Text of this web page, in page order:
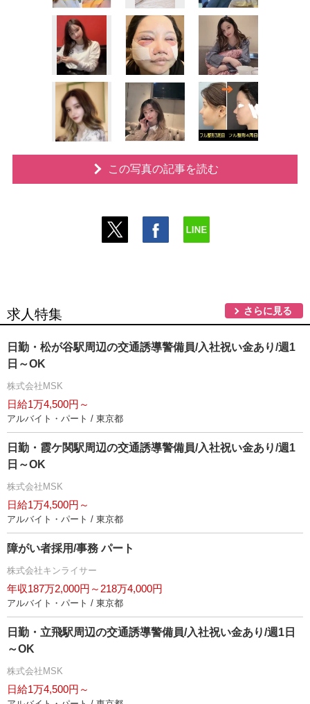
この写真の記事を読む
求人特集 さらに見る
日勤・松が谷駅周辺の交通誘導警備員/入社祝い金あり/週1
日～OK
株式会社MSK
日給1万4,500円～
アルバイト・パート / 東京都
日勤・霞ケ関駅周辺の交通誘導警備員/入社祝い金あり/週1
日～OK
株式会社MSK
日給1万4,500円～
アルバイト・パート / 東京都
障がい者採用/事務 パート
株式会社キンライサー
年収187万2,000円～218万4,000円
アルバイト・パート / 東京都
日勤・立飛駅周辺の交通誘導警備員/入社祝い金あり/週1日
～OK
株式会社MSK
日給1万4,500円～